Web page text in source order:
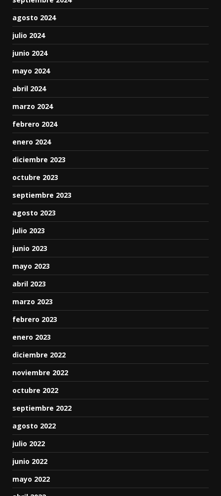
agosto 2024
julio 2024
junio 2024
mayo 2024
abril 2024
marzo 2024
febrero 2024
enero 2024
diciembre 2023
octubre 2023
septiembre 2023
agosto 2023
julio 2023
junio 2023
mayo 2023
abril 2023
marzo 2023
febrero 2023
enero 2023
diciembre 2022
noviembre 2022
octubre 2022
septiembre 2022
agosto 2022
julio 2022
junio 2022
mayo 2022